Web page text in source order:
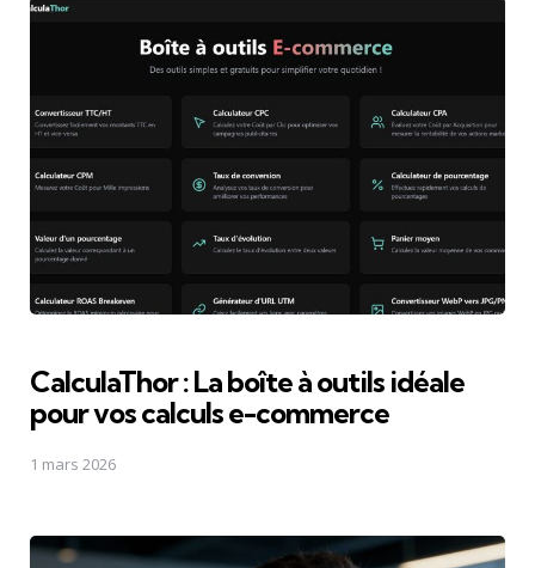
CalculaThor : La boîte à outils idéale
pour vos calculs e-commerce
1 mars 2026